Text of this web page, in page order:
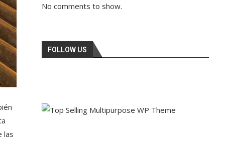
las
No comments to show.
FOLLOW US